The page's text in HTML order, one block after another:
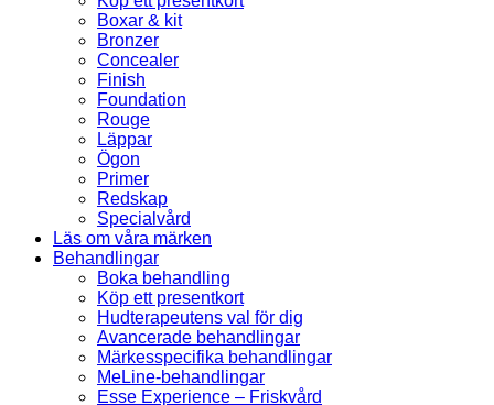
Boxar & kit
Bronzer
Concealer
Finish
Foundation
Rouge
Läppar
Ögon
Primer
Redskap
Specialvård
Läs om våra märken
Behandlingar
Boka behandling
Köp ett presentkort
Hudterapeutens val för dig
Avancerade behandlingar
Märkesspecifika behandlingar
MeLine-behandlingar
Esse Experience – Friskvård